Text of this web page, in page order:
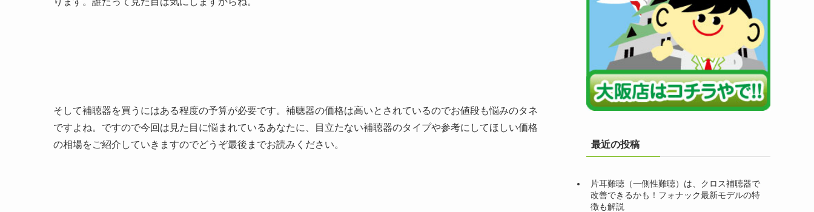
そして補聴器を買うにはある程度の予算が必要です。補聴器の価格は高いとされているのでお値段も悩みのタネ
ですよね。ですので今回は見た目に悩まれているあなたに、目立たない補聴器のタイプや参考にしてほしい価格
の相場をご紹介していきますのでどうぞ最後までお読みください。
最近の投稿
片耳難聴（一側性難聴）は、クロス補聴器で
改善できるかも！フォナック最新モデルの特
徴も解説